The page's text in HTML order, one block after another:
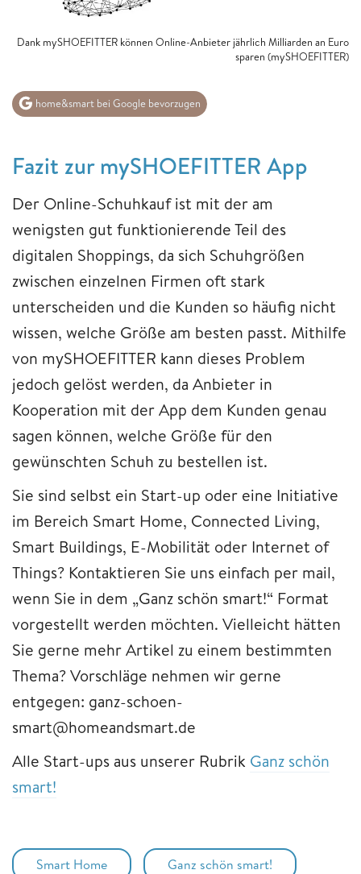
Dank mySHOEFITTER können Online-Anbieter jährlich Milliarden an Euro
sparen (mySHOEFITTER)
home&smart bei Google bevorzugen
​​​​​​​Fazit ​​​​​​​zur mySHOEFITTER App
Der Online-Schuhkauf ist mit der am
wenigsten gut funktionierende Teil des
digitalen Shoppings, da sich Schuhgrößen
zwischen einzelnen Firmen oft stark
unterscheiden und die Kunden so häufig nicht
wissen, welche Größe am besten passt. Mithilfe
von mySHOEFITTER kann dieses Problem
jedoch gelöst werden, da Anbieter in
Kooperation mit der App dem Kunden genau
sagen können, welche Größe für den
gewünschten Schuh zu bestellen ist.
Sie sind selbst ein Start-up oder eine Initiative
im Bereich Smart Home, Connected Living,
Smart Buildings, E-Mobilität oder Internet of
Things? Kontaktieren Sie uns einfach per mail,
wenn Sie in dem „Ganz schön smart!“ Format
vorgestellt werden möchten. Vielleicht hätten
Sie gerne mehr Artikel zu einem bestimmten
Thema? Vorschläge nehmen wir gerne
entgegen: ganz-schoen-
smart@homeandsmart.de
Alle Start-ups aus unserer Rubrik Ganz schön
smart!
Smart Home Ganz schön smart!